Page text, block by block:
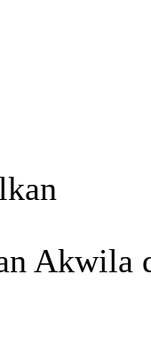
Akwila